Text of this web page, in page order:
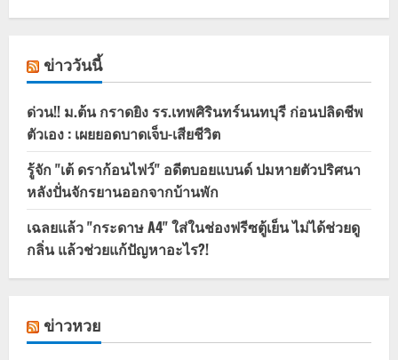
ข่าววันนี้
ด่วน!! ม.ต้น กราดยิง รร.เทพศิรินทร์นนทบุรี ก่อนปลิดชีพ
ตัวเอง : เผยยอดบาดเจ็บ-เสียชีวิต
รู้จัก "เต้ ดราก้อนไฟว์" อดีตบอยแบนด์ ปมหายตัวปริศนา
หลังปั่นจักรยานออกจากบ้านพัก
เฉลยแล้ว "กระดาษ A4" ใส่ในช่องฟรีซตู้เย็น ไม่ได้ช่วยดู
กลิ่น แล้วช่วยแก้ปัญหาอะไร?!
ข่าวหวย